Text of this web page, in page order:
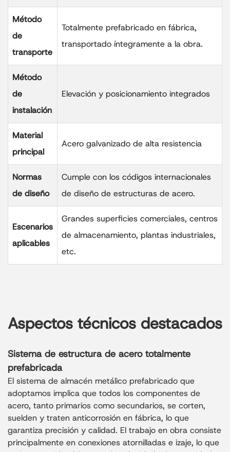
Método
de
transporte
Totalmente prefabricado en fábrica,
transportado íntegramente a la obra.
Método
de
instalación
Elevación y posicionamiento integrados
Material
principal
Acero galvanizado de alta resistencia
Normas
de diseño
Cumple con los códigos internacionales
de diseño de estructuras de acero.
Escenarios
aplicables
Grandes superficies comerciales, centros
de almacenamiento, plantas industriales,
etc.
Aspectos técnicos destacados
Sistema de estructura de acero totalmente
prefabricada
El sistema de almacén metálico prefabricado que
adoptamos implica que todos los componentes de
acero, tanto primarios como secundarios, se corten,
suelden y traten anticorrosión en fábrica, lo que
garantiza precisión y calidad. El trabajo en obra consiste
principalmente en conexiones atornilladas e izaje, lo que